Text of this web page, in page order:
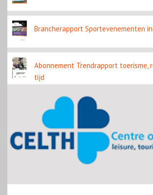
Brancherapport Sportevenementen
Abonnement Trendrapport toerisme,
tijd